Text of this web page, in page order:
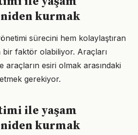
kurmak
sürecini hem kolaylaştıran
bir faktör olabiliyor. Araçları
araçların esiri olmak arasındaki
gerekiyor.
ile yaşam
kurmak